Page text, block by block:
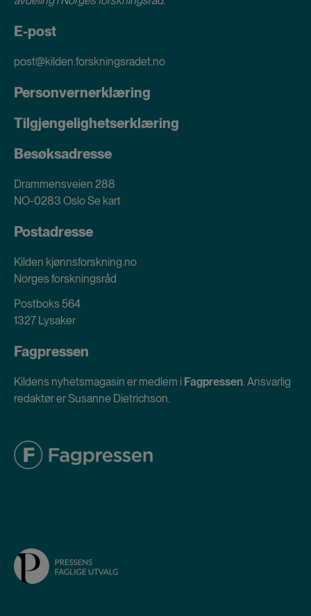
E-post
post@kilden.forskningsradet.no
Personvernerklæring
Tilgjengelighetserklæring
Besøksadresse
Drammensveien 288
NO-0283 OsloSe kart
Postadresse
Kilden kjønnsforskning.no
Norges forskningsråd
Postboks 564
1327 Lysaker
Fagpressen
Kildens nyhetsmagasin er medlem i Fagpressen. Ansvarlig
redaktør er Susanne Dietrichson.